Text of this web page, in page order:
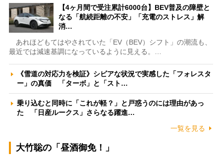
【4ヶ月間で受注累計6000台】BEV普及の障壁と
なる「航続距離の不安」「充電のストレス」解
消…
あれほどもてはやされていた「EV（BEV）シフト」の潮流も、
最近では減速基調になっているように見える。…
《雪道の対応力を検証》シビアな状況で実感した「フォレスタ
ー」の真価 「ターボ」と「スト…
乗り込むと同時に「これが軽？」と戸惑うのには理由があっ
た 「日産ルークス」さらなる躍進…
一覧を見る
大竹聡の「昼酒御免！」